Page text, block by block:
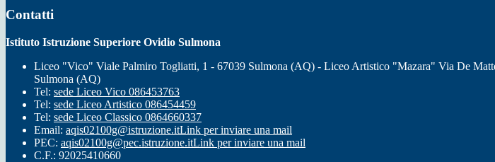
Contatti
Istituto Istruzione Superiore Ovidio Sulmona
Liceo "Vico" Viale Palmiro Togliatti, 1 - 67039 Sulmona (AQ) - Liceo Artistico "Mazara" Via De
Sulmona (AQ)
Tel: sede Liceo Vico 086453763
Tel: sede Liceo Artistico 086454459
Tel: sede Liceo Classico 0864660337
Email: aqis02100g@istruzione.itLink per inviare una mail
PEC: aqis02100g@pec.istruzione.itLink per inviare una mail
C.F.: 92025410660